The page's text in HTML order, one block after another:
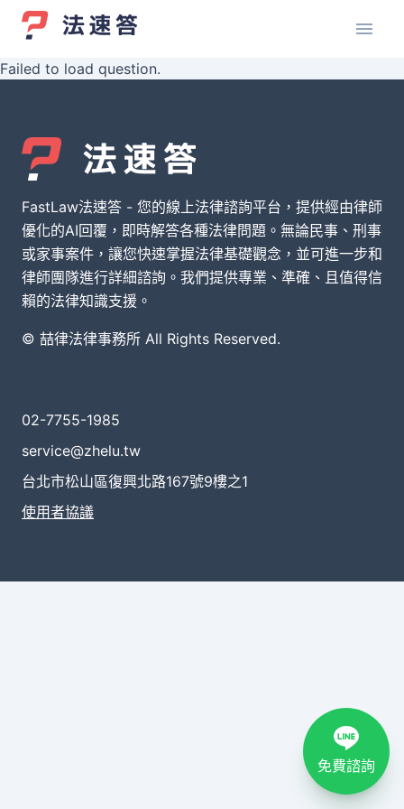
Failed to load question.
FastLaw法速答 - 您的線上法律諮詢平台，提供經由律師
優化的AI回覆，即時解答各種法律問題。無論民事、刑事
或家事案件，讓您快速掌握法律基礎觀念，並可進一步和
律師團隊進行詳細諮詢。我們提供專業、準確、且值得信
賴的法律知識支援。
© 喆律法律事務所 All Rights Reserved.
02-7755-1985
service@zhelu.tw
台北市松山區復興北路167號9樓之1
使用者協議
免費諮詢